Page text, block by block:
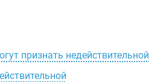
признать недействительной